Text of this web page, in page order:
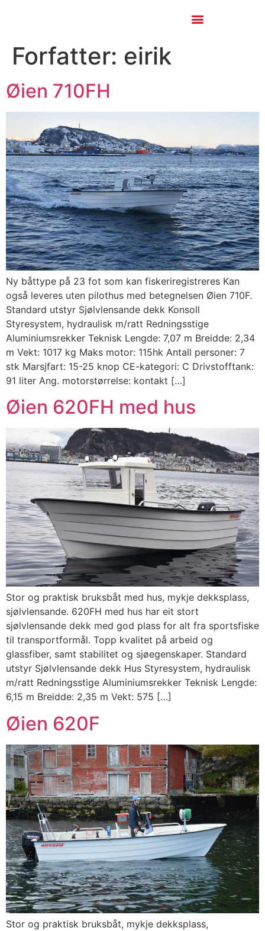
Forfatter: eirik
Øien 710FH
Ny båttype på 23 fot som kan fiskeriregistreres Kan
også leveres uten pilothus med betegnelsen Øien 710F.
Standard utstyr Sjølvlensande dekk Konsoll
Styresystem, hydraulisk m/ratt Redningsstige
Aluminiumsrekker Teknisk Lengde: 7,07 m Breidde: 2,34
m Vekt: 1017 kg Maks motor: 115hk Antall personer: 7
stk Marsjfart: 15-25 knop CE-kategori: C Drivstofftank:
91 liter Ang. motorstørrelse: kontakt […]
Øien 620FH med hus
Stor og praktisk bruksbåt med hus, mykje dekksplass,
sjølvlensande. 620FH med hus har eit stort
sjølvlensande dekk med god plass for alt fra sportsfiske
til transportformål. Topp kvalitet på arbeid og
glassfiber, samt stabilitet og sjøegenskaper. Standard
utstyr Sjølvlensande dekk Hus Styresystem, hydraulisk
m/ratt Redningsstige Aluminiumsrekker Teknisk Lengde:
6,15 m Breidde: 2,35 m Vekt: 575 […]
Øien 620F
Stor og praktisk bruksbåt, mykje dekksplass,